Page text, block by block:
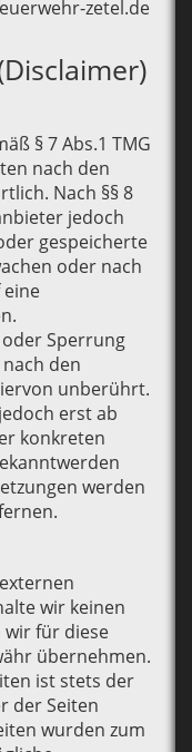
zetel.de
§ 7 Abs.1 TMG
nach den
Nach §§ 8
jedoch
gespeicherte
oder nach
Sperrung
den
unberührt.
erst ab
konkreten
werden
wir keinen
wir für diese
übernehmen.
ist stets der
der Seiten
wurden zum